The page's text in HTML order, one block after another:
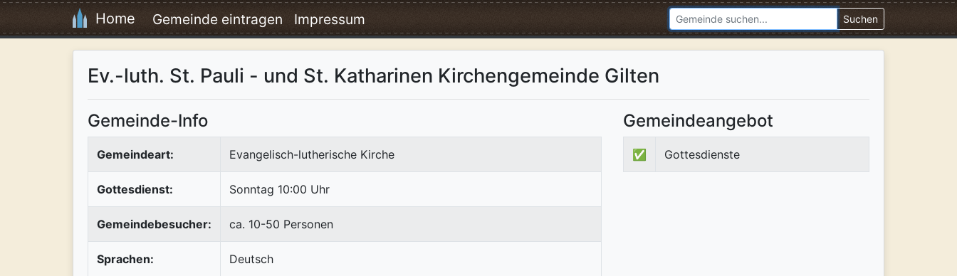
Home Gemeinde eintragen Impressum Suchen
Ev.-luth. St. Pauli - und St. Katharinen Kirchengemeinde Gilten
Gemeinde-Info
Gemeindeart: Evangelisch-lutherische Kirche
Gottesdienst: Sonntag 10:00 Uhr
Gemeindebesucher: ca. 10-50 Personen
Sprachen: Deutsch
Gemeindeangebot
✅ Gottesdienste